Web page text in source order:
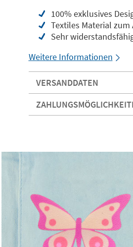
100% exklusives
Textiles Material zum
Sehr
Weitere Informationen
VERSANDDATEN